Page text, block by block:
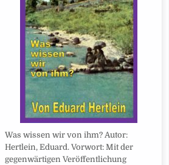
Was wissen wir von ihm? Autor:
Hertlein, Eduard. Vorwort: Mit der
gegenwärtigen Veröffentlichung